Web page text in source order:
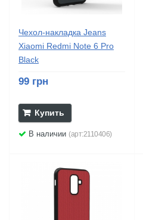
Чехол-накладка Jeans
Xiaomi Redmi Note 6 Pro
Black
99 грн
Купить
В наличии (арт:2110406)